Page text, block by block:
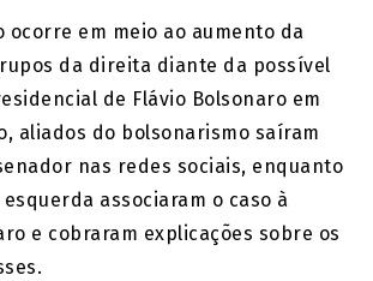
ocorre em meio ao aumento da
da direita diante da possível
de Flávio Bolsonaro em
aliados do bolsonarismo saíram
nas redes sociais, enquanto
associaram o caso à
e cobraram explicações sobre os